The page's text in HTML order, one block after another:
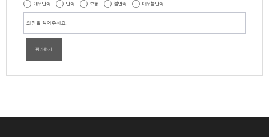
매우만족 만족 보통 불만족 매우불만족
평가하기